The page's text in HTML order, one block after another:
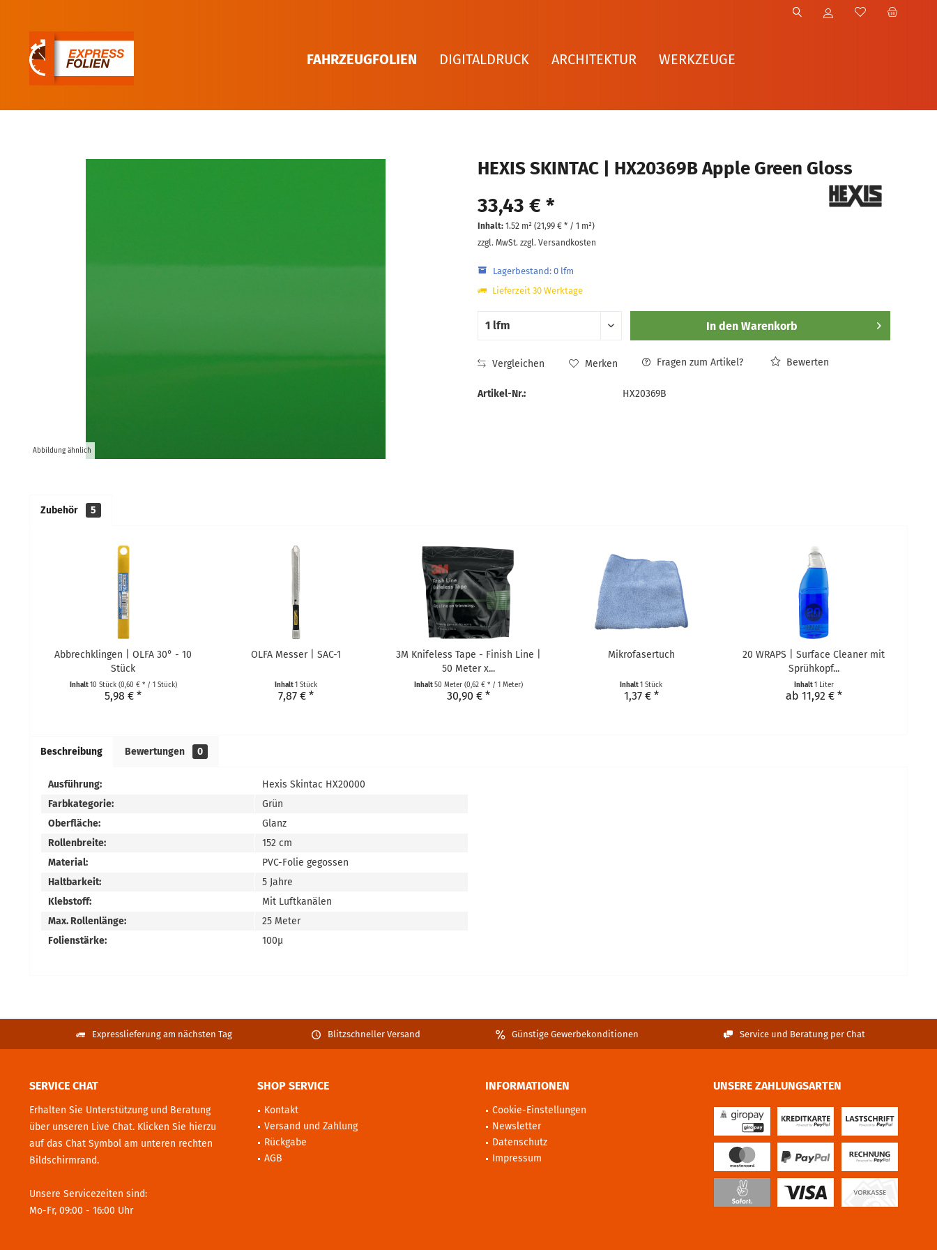
FAHRZEUGFOLIEN DIGITALDRUCK ARCHITEKTUR WERKZEUGE
Abbildung ähnlich
HEXIS SKINTAC | HX20369B Apple Green Gloss
33,43 € *
Inhalt: 1.52 m² (21,99 €* / 1 m²)
zzgl. MwSt. zzgl. Versandkosten
Lagerbestand: 0 lfm
Lieferzeit 30 Werktage
In den Warenkorb
Vergleichen Merken Fragen zum Artikel? Bewerten
Artikel-Nr.: HX20369B
Zubehör 5
Abbrechklingen | OLFA 30° - 10
Stück
Inhalt10 Stück (0,60 € * / 1 Stück)
5,98 € *
OLFA Messer | SAC-1
Inhalt1 Stück
7,87 € *
3M Knifeless Tape - Finish Line |
50 Meter x...
Inhalt50 Meter (0,62 € * / 1 Meter)
30,90 € *
Mikrofasertuch
Inhalt1 Stück
1,37 € *
20 WRAPS | Surface Cleaner mit
Sprühkopf...
Inhalt1 Liter
ab 11,92 € *
Beschreibung Bewertungen 0
Ausführung:
Hexis Skintac HX20000
Farbkategorie:
Grün
Oberfläche:
Glanz
Rollenbreite:
152 cm
Material:
PVC-Folie gegossen
Haltbarkeit:
5 Jahre
Klebstoff:
Mit Luftkanälen
Max. Rollenlänge:
25 Meter
Folienstärke:
100µ
Expresslieferung am nächsten Tag Blitzschneller Versand Günstige Gewerbekonditionen Service und Beratung per Chat
SERVICE CHAT
Erhalten Sie Unterstützung und Beratung
über unseren Live Chat. Klicken Sie hierzu
auf das Chat Symbol am unteren rechten
Bildschirmrand.
Unsere Servicezeiten sind:
Mo-Fr, 09:00 - 16:00 Uhr
SHOP SERVICE
Kontakt
Versand und Zahlung
Rückgabe
AGB
INFORMATIONEN
Cookie-Einstellungen
Newsletter
Datenschutz
Impressum
UNSERE ZAHLUNGSARTEN